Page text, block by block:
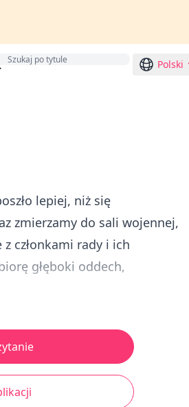
Polski
lepiej, niż się
zmierzamy do sali wojennej,
członkami rady i ich
głęboki oddech,